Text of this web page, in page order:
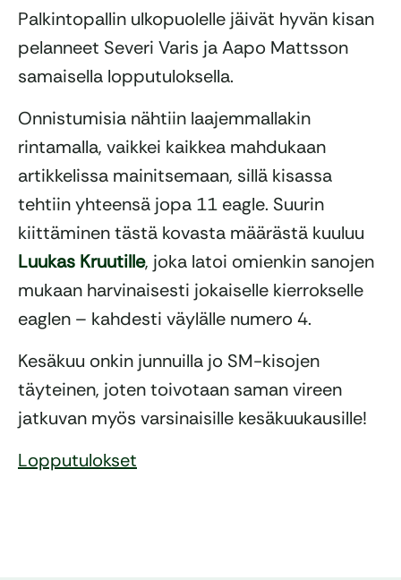
Palkintopallin ulkopuolelle jäivät hyvän kisan
pelanneet Severi Varis ja Aapo Mattsson
samaisella lopputuloksella.
Onnistumisia nähtiin laajemmallakin
rintamalla, vaikkei kaikkea mahdukaan
artikkelissa mainitsemaan, sillä kisassa
tehtiin yhteensä jopa 11 eagle. Suurin
kiittäminen tästä kovasta määrästä kuuluu
Luukas Kruutille, joka latoi omienkin sanojen
mukaan harvinaisesti jokaiselle kierrokselle
eaglen – kahdesti väylälle numero 4.
Kesäkuu onkin junnuilla jo SM-kisojen
täyteinen, joten toivotaan saman vireen
jatkuvan myös varsinaisille kesäkuukausille!
Lopputulokset